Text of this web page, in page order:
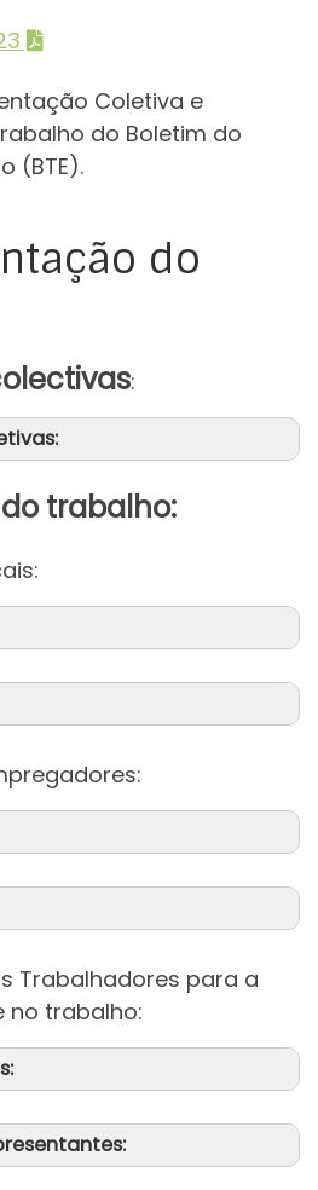
Coletiva e
do Boletim do
(BTE).
do
:
trabalho:
Trabalhadores para a
no trabalho: